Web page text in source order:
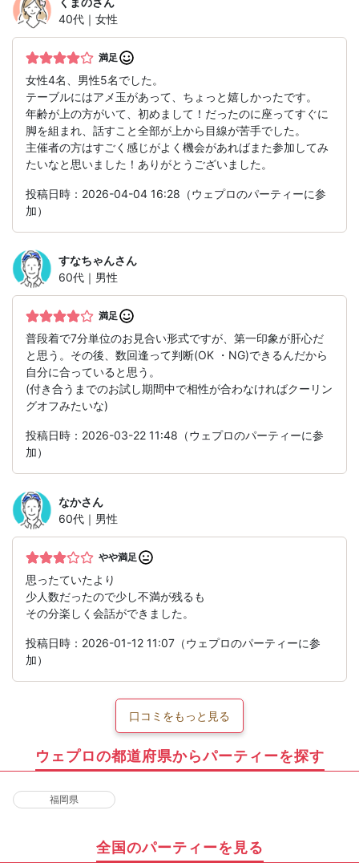
40代｜女性
満足
女性4名、男性5名でした。
テーブルにはアメ玉があって、ちょっと嬉しかったです。
年齢が上の方がいて、初めまして！だったのに座ってすぐに
脚を組まれ、話すこと全部が上から目線が苦手でした。
主催者の方はすごく感じがよく機会があればまた参加してみ
たいなと思いました！ありがとうございました。
投稿日時：2026-04-04 16:28（ウェプロのパーティーに参
加）
すなちゃんさん
60代｜男性
満足
普段着で7分単位のお見合い形式ですが、第一印象が肝心だ
と思う。その後、数回逢って判断(OK ・NG)できるんだから
自分に合っていると思う。
(付き合うまでのお試し期間中で相性が合わなければクーリン
グオフみたいな)
投稿日時：2026-03-22 11:48（ウェプロのパーティーに参
加）
なかさん
60代｜男性
やや満足
思ったていたより
少人数だったので少し不満が残るも
その分楽しく会話ができました。
投稿日時：2026-01-12 11:07（ウェプロのパーティーに参
加）
口コミをもっと見る
ウェプロの都道府県からパーティーを探す
福岡県
全国のパーティーを見る